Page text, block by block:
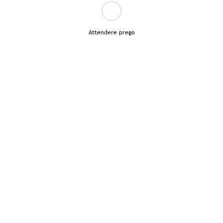
Attendere prego